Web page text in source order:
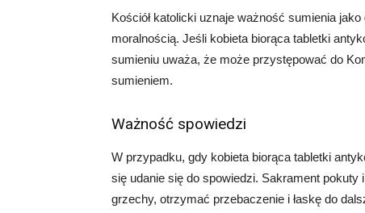
Kościół katolicki uznaje ważność sumienia
moralnością. Jeśli kobieta biorąca tabletki
sumieniu uważa, że może przystępować do
sumieniem.
Ważność spowiedzi
W przypadku, gdy kobieta biorąca tabletki
się udanie się do spowiedzi. Sakrament
grzechy, otrzymać przebaczenie i łaskę do